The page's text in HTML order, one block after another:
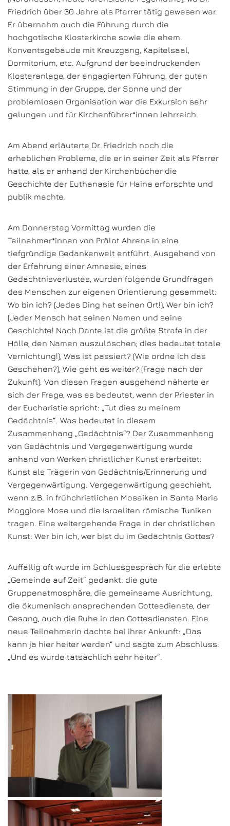
Friedrich über 30 Jahre als Pfarrer tätig gewesen war.
Er übernahm auch die Führung durch die
hochgotische Klosterkirche sowie die ehem.
Konventsgebäude mit Kreuzgang, Kapitelsaal,
Dormitorium, etc. Aufgrund der beeindruckenden
Klosteranlage, der engagierten Führung, der guten
Stimmung in der Gruppe, der Sonne und der
problemlosen Organisation war die Exkursion sehr
gelungen und für Kirchenführer*innen lehrreich.
Am Abend erläuterte Dr. Friedrich noch die
erheblichen Probleme, die er in seiner Zeit als Pfarrer
hatte, als er anhand der Kirchenbücher die
Geschichte der Euthanasie für Haina erforschte und
publik machte.
Am Donnerstag Vormittag wurden die
Teilnehmer*innen von Prälat Ahrens in eine
tiefgründige Gedankenwelt entführt. Ausgehend von
der Erfahrung einer Amnesie, eines
Gedächtnisverlustes, wurden folgende Grundfragen
des Menschen zur eigenen Orientierung gesammelt:
Wo bin ich? (Jedes Ding hat seinen Ort!), Wer bin ich?
(Jeder Mensch hat seinen Namen und seine
Geschichte! Nach Dante ist die größte Strafe in der
Hölle, den Namen auszulöschen; dies bedeutet totale
Vernichtung!), Was ist passiert? (Wie ordne ich das
Geschehen?), Wie geht es weiter? (Frage nach der
Zukunft). Von diesen Fragen ausgehend näherte er
sich der Frage, was es bedeutet, wenn der Priester in
der Eucharistie spricht: „Tut dies zu meinem
Gedächtnis“. Was bedeutet in diesem
Zusammenhang „Gedächtnis“? Der Zusammenhang
von Gedächtnis und Vergegenwärtigung wurde
anhand von Werken christlicher Kunst erarbeitet:
Kunst als Trägerin von Gedächtnis/Erinnerung und
Vergegenwärtigung. Vergegenwärtigung geschieht,
wenn z.B. in frühchristlichen Mosaiken in Santa Maria
Maggiore Mose und die Israeliten römische Tuniken
tragen. Eine weitergehende Frage in der christlichen
Kunst: Wer bin ich, wer bist du im Gedächtnis Gottes?
Auffällig oft wurde im Schlussgespräch für die erlebte
„Gemeinde auf Zeit“ gedankt: die gute
Gruppenatmosphäre, die gemeinsame Ausrichtung,
die ökumenisch ansprechenden Gottesdienste, der
Gesang, auch die Ruhe in den Gottesdiensten. Eine
neue Teilnehmerin dachte bei ihrer Ankunft: „Das
kann ja hier heiter werden“ und sagte zum Abschluss:
„Und es wurde tatsächlich sehr heiter“.